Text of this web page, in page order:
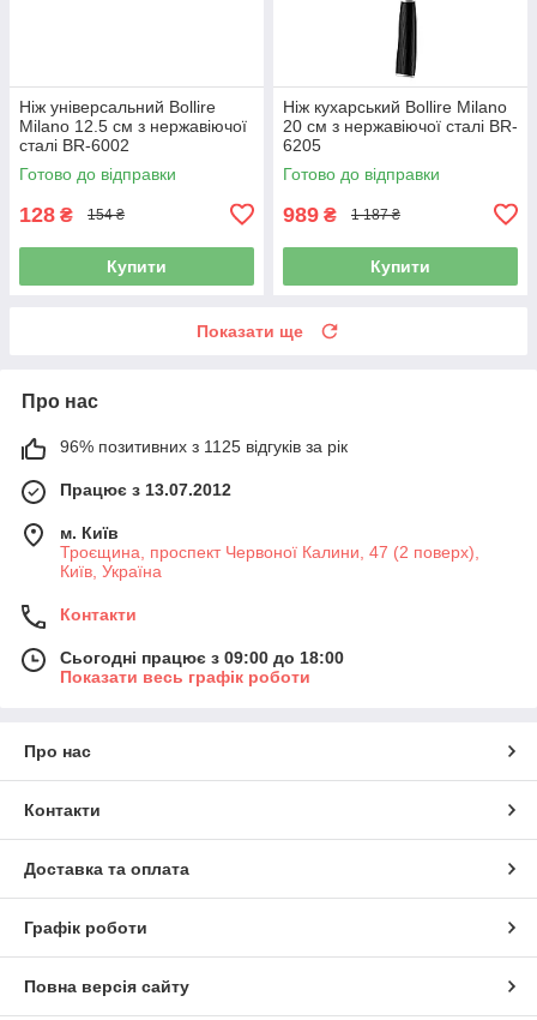
Ніж універсальний Bollire
Milano 12.5 см з нержавіючої
сталі BR-6002
Готово до відправки
128 ₴ 154 ₴
Купити
Ніж кухарський Bollire Milano
20 см з нержавіючої сталі BR-
6205
Готово до відправки
989 ₴ 1 187 ₴
Купити
Показати ще
Про нас
96% позитивних з 1125 відгуків за рік
Працює з 13.07.2012
м. Київ
Троєщина, проспект Червоної Калини, 47 (2 поверх),
Київ, Україна
Контакти
Сьогодні працює з 09:00 до 18:00
Показати весь графік роботи
Про нас
Контакти
Доставка та оплата
Графік роботи
Повна версія сайту